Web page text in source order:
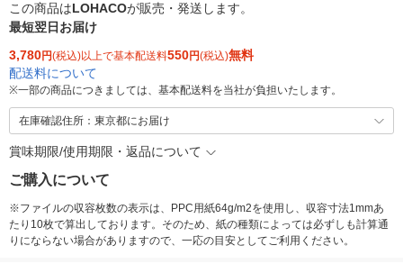
この商品はLOHACOが販売・発送します。
最短翌日お届け
3,780円(税込)以上で基本配送料550円(税込)無料
配送料について
※一部の商品につきましては、基本配送料を当社が負担いたします。
在庫確認住所：東京都にお届け
賞味期限/使用期限・返品について
ご購入について
※ファイルの収容枚数の表示は、PPC用紙64g/m2を使用し、収容寸法1mmあ
たり10枚で算出しております。そのため、紙の種類によっては必ずしも計算通
りにならない場合がありますので、一応の目安としてご利用ください。